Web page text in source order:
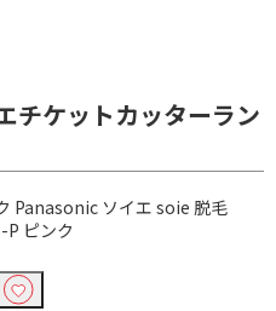
チケットカッターラン
Panasonic ソイエ soie 脱毛
P ピンク